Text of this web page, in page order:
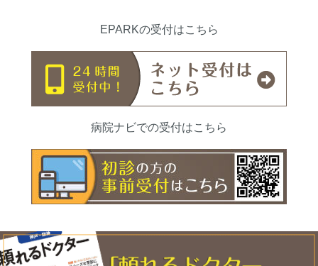
EPARKの受付はこちら
病院ナビでの受付はこちら